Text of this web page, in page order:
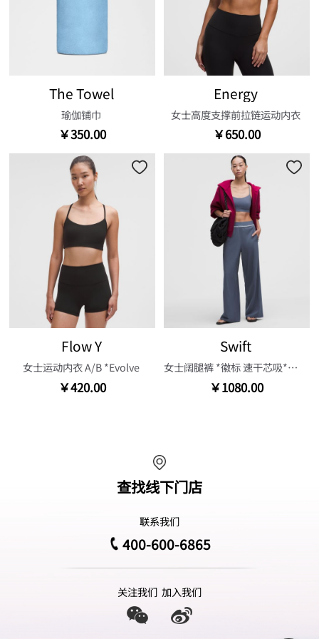
The Towel
瑜伽铺巾
￥350.00
Energy
女士高度支撑前拉链运动内衣
￥650.00
Flow Y
女士运动内衣 A/B *Evolve
￥420.00
Swift
女士阔腿裤 *徽标 速干芯吸*亚洲版型
￥1080.00
查找线下门店
联系我们
400-600-6865
关注我们 加入我们